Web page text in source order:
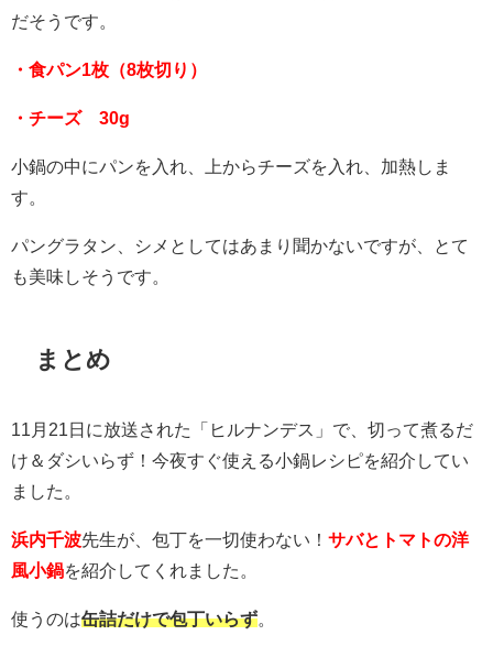
だそうです。
・食パン1枚（8枚切り）
・チーズ 30g
小鍋の中にパンを入れ、上からチーズを入れ、加熱しま
す。
パングラタン、シメとしてはあまり聞かないですが、とて
も美味しそうです。
まとめ
11月21日に放送された「ヒルナンデス」で、切って煮るだ
け＆ダシいらず！今夜すぐ使える小鍋レシピを紹介してい
ました。
浜内千波先生が、包丁を一切使わない！ サバとトマトの洋
風小鍋を紹介してくれました。
使うのは缶詰だけで包丁いらず。